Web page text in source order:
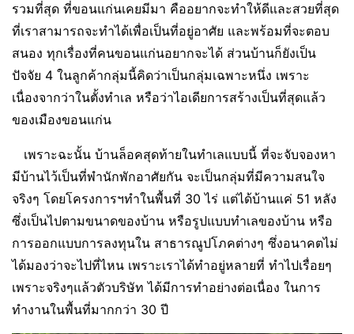
รวมที่สุด ที่ขอนแก่นเคยมีมา คืออยากจะทำให้ดีและสวยที่สุด
ที่เราสามารถจะทำได้เพื่อเป็นที่อยู่อาศัย และพร้อมที่จะตอบ
สนอง ทุกเรื่องที่คนขอนแก่นอยากจะได้ ส่วนบ้านก็ยังเป็น
ปัจจัย 4 ในลูกค้ากลุ่มนี้คิดว่าเป็นกลุ่มเฉพาะหนึ่ง เพราะ
เนื่องจากว่าในตั้งทำเล หรือว่าไอเดียการสร้างเป็นที่สุดแล้ว
ของเมืองขอนแก่น
เพราะฉะนั้น บ้านล็อคสุดท้ายในทำเลแบบนี้ ที่จะจับจองหา
มีบ้านไว้เป็นที่พำนักพักอาศัยกัน จะเป็นกลุ่มที่มีความสนใจ
จริงๆ โดยโครงการฯทำในพื้นที่ 30 ไร่ แต่ได้บ้านแค่ 51 หลัง
ซึ่งเป็นไปตามขนาดของบ้าน หรือรูปแบบทำเลของบ้าน หรือ
การออกแบบการลงทุนใน สาธารณูปโภคต่างๆ ซึ่งอนาคตไม่
ได้มองว่าจะไปที่ไหน เพราะเราได้ทำอยู่หลายที่ ทำไปเรื่อยๆ
เพราะจริงๆแล้วตัวบริษัท ได้มีการทำอย่างต่อเนื่อง ในการ
ทำงานในพื้นที่มากกว่า 30 ปี